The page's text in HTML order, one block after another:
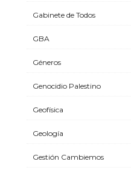
Gabinete de Todos
GBA
Géneros
Genocidio Palestino
Geofísica
Geología
Gestión Cambiemos